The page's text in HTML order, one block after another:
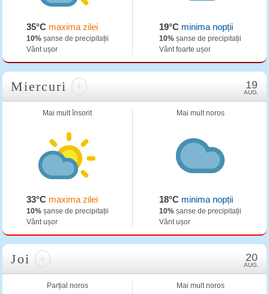
35°Cmaxima zilei
10%șanse de precipitații
Vânt ușor
19°C minima nopții
10% șanse de precipitații
Vânt foarte ușor
Miercuri + 19
AUG.
Mai mult însorit
33°Cmaxima zilei
10%șanse de precipitații
Vânt ușor
Mai mult noros
18°C minima nopții
10% șanse de precipitații
Vânt ușor
Joi + 20
AUG.
Parțial noros Mai mult noros